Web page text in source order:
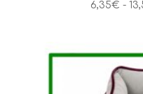
6,35€ -